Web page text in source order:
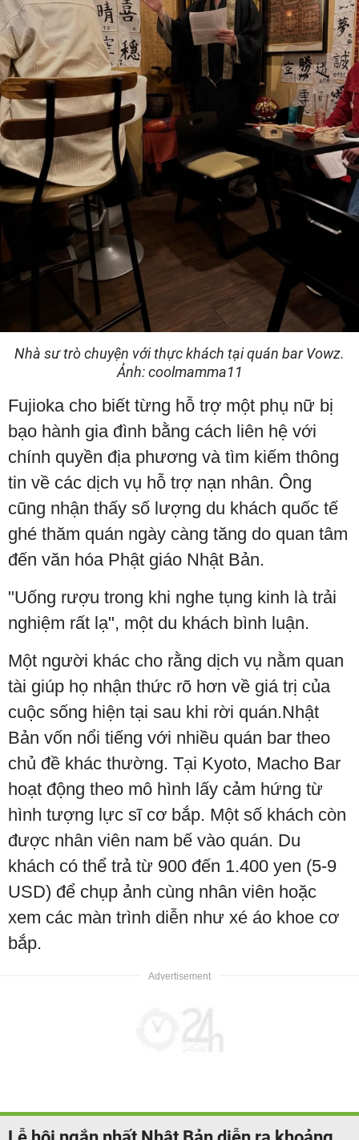
Nhà sư trò chuyện với thực khách tại quán bar Vowz.
Ảnh: coolmamma11
Fujioka cho biết từng hỗ trợ một phụ nữ bị
bạo hành gia đình bằng cách liên hệ với
chính quyền địa phương và tìm kiếm thông
tin về các dịch vụ hỗ trợ nạn nhân. Ông
cũng nhận thấy số lượng du khách quốc tế
ghé thăm quán ngày càng tăng do quan tâm
đến văn hóa Phật giáo Nhật Bản.
"Uống rượu trong khi nghe tụng kinh là trải
nghiệm rất lạ", một du khách bình luận.
Một người khác cho rằng dịch vụ nằm quan
tài giúp họ nhận thức rõ hơn về giá trị của
cuộc sống hiện tại sau khi rời quán.Nhật
Bản vốn nổi tiếng với nhiều quán bar theo
chủ đề khác thường. Tại Kyoto, Macho Bar
hoạt động theo mô hình lấy cảm hứng từ
hình tượng lực sĩ cơ bắp. Một số khách còn
được nhân viên nam bế vào quán. Du
khách có thể trả từ 900 đến 1.400 yen (5-9
USD) để chụp ảnh cùng nhân viên hoặc
xem các màn trình diễn như xé áo khoe cơ
bắp.